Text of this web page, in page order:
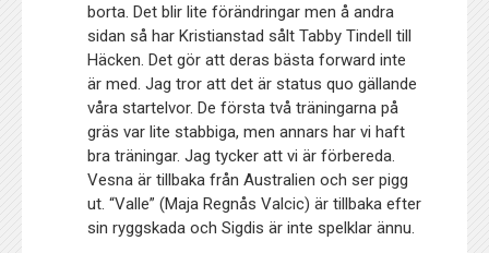
borta. Det blir lite förändringar men å andra
sidan så har Kristianstad sålt Tabby Tindell till
Häcken. Det gör att deras bästa forward inte
är med. Jag tror att det är status quo gällande
våra startelvor. De första två träningarna på
gräs var lite stabbiga, men annars har vi haft
bra träningar. Jag tycker att vi är förbereda.
Vesna är tillbaka från Australien och ser pigg
ut. “Valle” (Maja Regnås Valcic) är tillbaka efter
sin ryggskada och Sigdis är inte spelklar ännu.